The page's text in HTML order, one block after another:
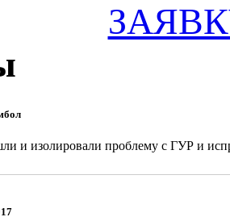
и изолировали проблему с ГУР и